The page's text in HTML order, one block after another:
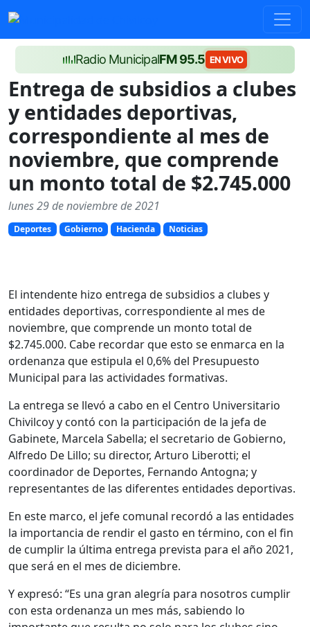
Radio MunicipalFM 95.5 EN VIVO
Entrega de subsidios a clubes
y entidades deportivas,
correspondiente al mes de
noviembre, que comprende
un monto total de $2.745.000
lunes 29 de noviembre de 2021
Deportes Gobierno Hacienda Noticias
El intendente hizo entrega de subsidios a clubes y
entidades deportivas, correspondiente al mes de
noviembre, que comprende un monto total de
$2.745.000. Cabe recordar que esto se enmarca en la
ordenanza que estipula el 0,6% del Presupuesto
Municipal para las actividades formativas.
La entrega se llevó a cabo en el Centro Universitario
Chivilcoy y contó con la participación de la jefa de
Gabinete, Marcela Sabella; el secretario de Gobierno,
Alfredo De Lillo; su director, Arturo Liberotti; el
coordinador de Deportes, Fernando Antogna; y
representantes de las diferentes entidades deportivas.
En este marco, el jefe comunal recordó a las entidades
la importancia de rendir el gasto en término, con el fin
de cumplir la última entrega prevista para el año 2021,
que será en el mes de diciembre.
Y expresó: “Es una gran alegría para nosotros cumplir
con esta ordenanza un mes más, sabiendo lo